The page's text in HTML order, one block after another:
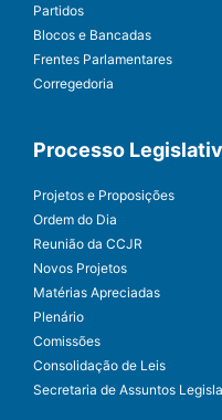
Partidos
Blocos e Bancadas
Frentes Parlamentares
Corregedoria
Processo
Projetos e Proposições
Ordem do Dia
Reunião da CCJR
Novos Projetos
Matérias Apreciadas
Plenário
Comissões
Consolidação de Leis
Secretaria de Assuntos